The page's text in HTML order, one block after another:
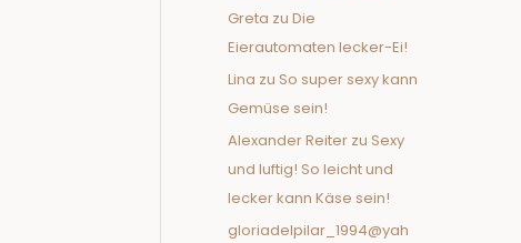
Greta zu Die
Eierautomaten lecker-Ei!
Lina zu So super sexy kann
Gemüse sein!
Alexander Reiter zu Sexy
und luftig! So leicht und
lecker kann Käse sein!
gloriadelpilar_1994@yah